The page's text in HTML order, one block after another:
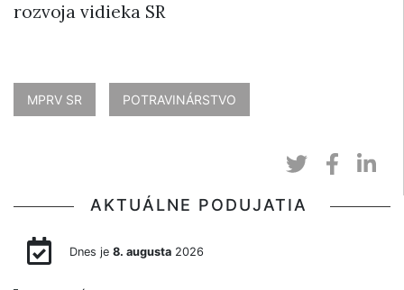
rozvoja vidieka SR
MPRV SR POTRAVINÁRSTVO
AKTUÁLNE PODUJATIA
Dnes je 8. augusta2026